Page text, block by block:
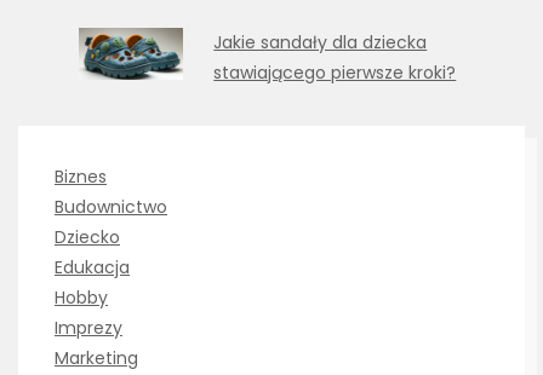
Jakie sandały dla dziecka
stawiającego pierwsze kroki?
Biznes
Budownictwo
Dziecko
Edukacja
Hobby
Imprezy
Marketing